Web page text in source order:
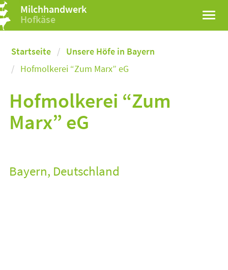
Milchhandwerk
Hofkäse
Startseite
Unsere Höfe in Bayern
Hofmolkerei “Zum Marx” eG
Hofmolkerei “Zum
Marx” eG
Bayern, Deutschland